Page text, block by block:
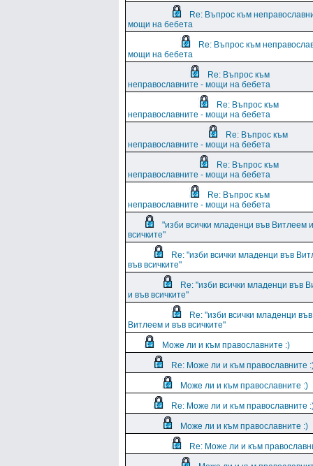
Re: Въпрос към
мощи на бебета
Re: Въпрос към
мощи на бебета
Re: Въпрос към
неправославните - мощи на бебета
Re: Въпрос към
неправославните - мощи на бебета
Re: Въпрос към
неправославните - мощи на бебета
Re: Въпрос към
неправославните - мощи на бебета
Re: Въпрос към
неправославните - мощи на бебета
"изби всички младенци във Витлеем
всичките"
Re: "изби всички младенци във
във всичките"
Re: "изби всички младенци във
и във всичките"
Re: "изби всички младенци във
Витлеем и във всичките"
Може ли и към православните :)
Re: Може ли и към православните
Може ли и към православните :)
Re: Може ли и към православните
Може ли и към православните :)
Re: Може ли и към